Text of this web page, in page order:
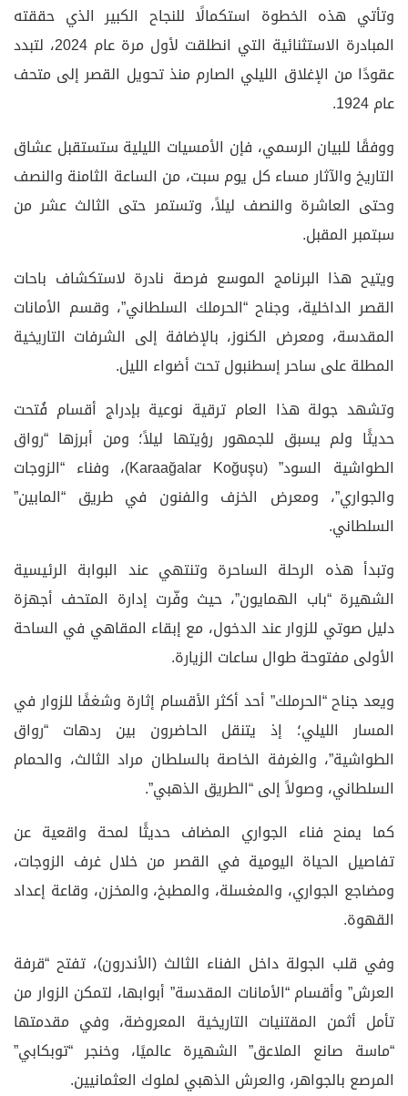
وتأتي هذه الخطوة استكمالًا للنجاح الكبير الذي حققته
المبادرة الاستثنائية التي انطلقت لأول مرة عام 2024، لتبدد
عقودًا من الإغلاق الليلي الصارم منذ تحويل القصر إلى متحف
عام 1924.
ووفقًا للبيان الرسمي، فإن الأمسيات الليلية ستستقبل عشاق
التاريخ والآثار مساء كل يوم سبت، من الساعة الثامنة والنصف
وحتى العاشرة والنصف ليلاً، وتستمر حتى الثالث عشر من
سبتمبر المقبل.
ويتيح هذا البرنامج الموسع فرصة نادرة لاستكشاف باحات
القصر الداخلية، وجناح “الحرملك السلطاني”، وقسم الأمانات
المقدسة، ومعرض الكنوز، بالإضافة إلى الشرفات التاريخية
المطلة على ساحر إسطنبول تحت أضواء الليل.
وتشهد جولة هذا العام ترقية نوعية بإدراج أقسام فُتحت
حديثًا ولم يسبق للجمهور رؤيتها ليلاً؛ ومن أبرزها “رواق
الطواشية السود” (Karaağalar Koğuşu)، وفناء “الزوجات
والجواري”، ومعرض الخزف والفنون في طريق “المابين”
السلطاني.
وتبدأ هذه الرحلة الساحرة وتنتهي عند البوابة الرئيسية
الشهيرة “باب الهمايون”، حيث وفّرت إدارة المتحف أجهزة
دليل صوتي للزوار عند الدخول، مع إبقاء المقاهي في الساحة
الأولى مفتوحة طوال ساعات الزيارة.
ويعد جناح “الحرملك” أحد أكثر الأقسام إثارة وشغفًا للزوار في
المسار الليلي؛ إذ يتنقل الحاضرون بين ردهات “رواق
الطواشية”، والغرفة الخاصة بالسلطان مراد الثالث، والحمام
السلطاني، وصولاً إلى “الطريق الذهبي”.
كما يمنح فناء الجواري المضاف حديثًا لمحة واقعية عن
تفاصيل الحياة اليومية في القصر من خلال غرف الزوجات،
ومضاجع الجواري، والمغسلة، والمطبخ، والمخزن، وقاعة إعداد
القهوة.
وفي قلب الجولة داخل الفناء الثالث (الأندرون)، تفتح “قرفة
العرش” وأقسام “الأمانات المقدسة” أبوابها، لتمكن الزوار من
تأمل أثمن المقتنيات التاريخية المعروضة، وفي مقدمتها
“ماسة صانع الملاعق” الشهيرة عالميًا، وخنجر “توبكابي”
المرصع بالجواهر، والعرش الذهبي لملوك العثمانيين.